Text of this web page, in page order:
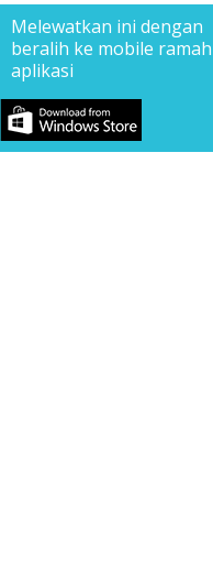
Melewatkan ini dengan
beralih ke mobile ramah
aplikasi